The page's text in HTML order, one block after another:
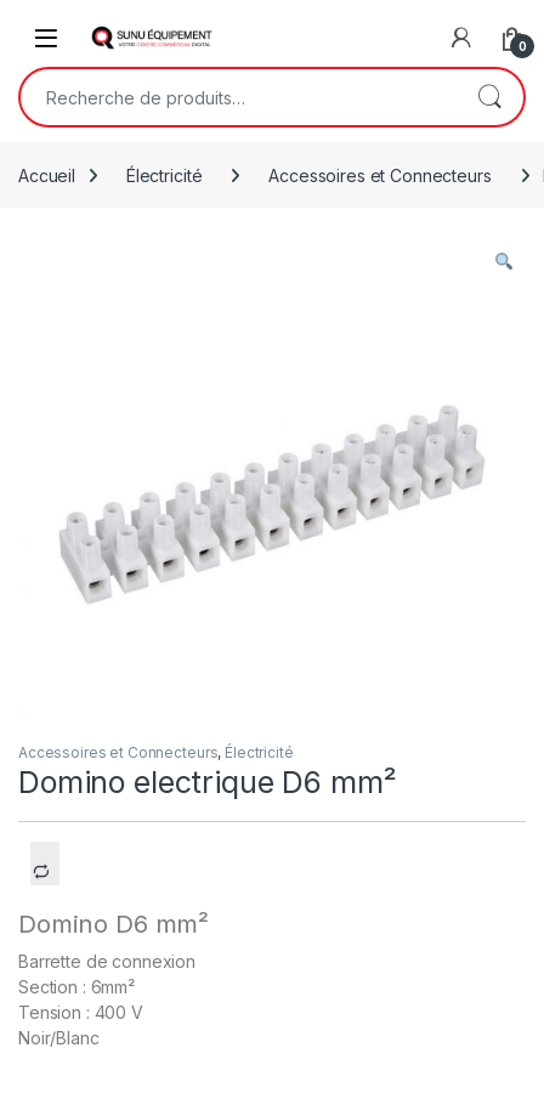
Open 0
Recherche pour :
Accueil Électricité Accessoires et Connecteurs
Accessoires et Connecteurs, Électricité
Domino electrique D6 mm²
Domino D6 mm²
Barrette de connexion
Section : 6mm²
Tension : 400 V
Noir/Blanc